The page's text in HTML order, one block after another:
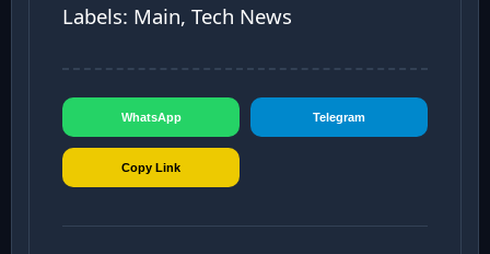
Labels: Main, Tech News
WhatsApp Telegram
Copy Link